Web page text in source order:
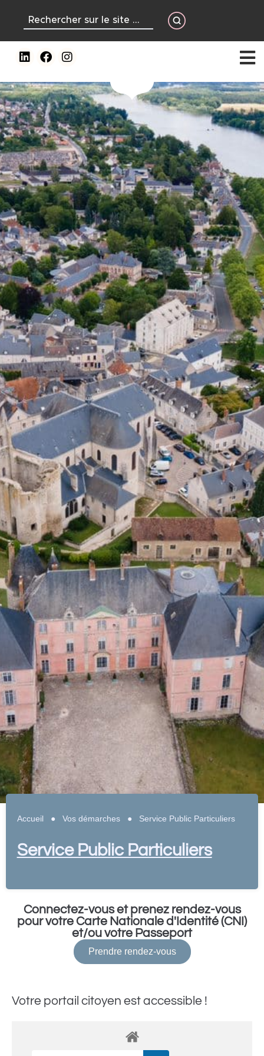
principal
Accueil ● Vos démarches● Service Public Particuliers
Service Public Particuliers
Connectez-vous et prenez rendez-vous
pour votre Carte Nationale d'Identité (CNI)
et/ou votre Passeport
Prendre rendez-vous
Votre portail citoyen est accessible !